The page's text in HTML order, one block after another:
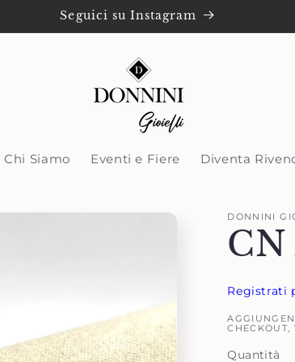
Seguici su Instagram
Chi Siamo Eventi e Fiere Diventa
DONNINI
CN
Registrati
CHECKOUT,
Quantità